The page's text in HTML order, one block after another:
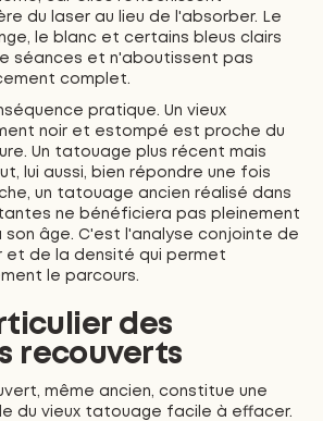
du laser au lieu de l'absorber. Le
le blanc et certains bleus clairs
séances et n'aboutissent pas
complet.
pratique. Un vieux
noir et estompé est proche du
Un tatouage plus récent mais
lui aussi, bien répondre une fois
un tatouage ancien réalisé dans
ne bénéficiera pas pleinement
âge. C'est l'analyse conjointe de
et de la densité qui permet
le parcours.
des
recouverts
même ancien, constitue une
du vieux tatouage facile à effacer.